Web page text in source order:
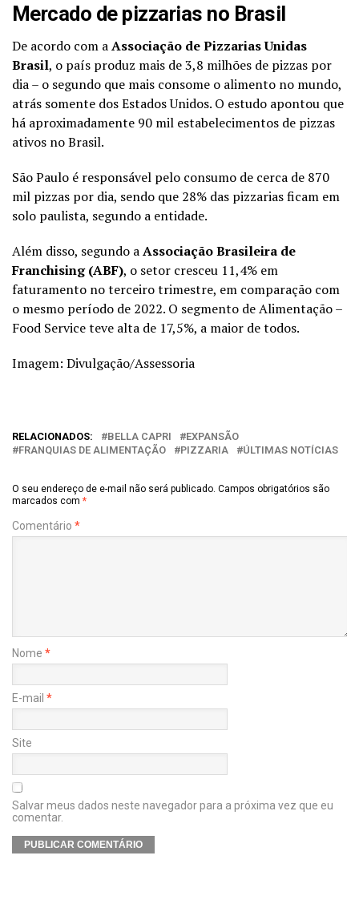
Mercado de pizzarias no Brasil
De acordo com aAssociação de Pizzarias Unidas
Brasil, o país produz mais de 3,8 milhões de pizzas por
dia – o segundo que mais consome o alimento no mundo,
atrás somente dos Estados Unidos. O estudo apontou que
há aproximadamente 90 mil estabelecimentos de pizzas
ativos no Brasil.
São Paulo é responsável pelo consumo de cerca de 870
mil pizzas por dia, sendo que 28% das pizzarias ficam em
solo paulista, segundo a entidade.
Além disso, segundo aAssociação Brasileira de
Franchising (ABF), o setor cresceu 11,4% em
faturamento no terceiro trimestre, em comparação com
o mesmo período de 2022. O segmento de Alimentação –
Food Service teve alta de 17,5%, a maior de todos.
Imagem: Divulgação/Assessoria
RELACIONADOS: BELLA CAPRI
EXPANSÃO
FRANQUIAS DE ALIMENTAÇÃO
PIZZARIA ÚLTIMAS NOTÍCIAS
O seu endereço de e-mail não será publicado. Campos obrigatórios são
marcados com *
Comentário *
Nome *
E-mail *
Site
Salvar meus dados neste navegador para a próxima vez que eu
comentar.